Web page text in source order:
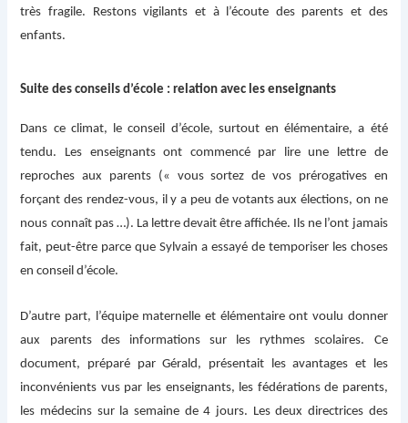
très fragile. Restons vigilants et à l’écoute des parents et des
enfants.
Suite des conseils d’école : relation avec les enseignants
Dans ce climat, le conseil d’école, surtout en élémentaire, a été
tendu. Les enseignants ont commencé par lire une lettre de
reproches aux parents (« vous sortez de vos prérogatives en
forçant des rendez-vous, il y a peu de votants aux élections, on ne
nous connaît pas …). La lettre devait être affichée. Ils ne l’ont jamais
fait, peut-être parce que Sylvain a essayé de temporiser les choses
en conseil d’école.
D’autre part, l’équipe maternelle et élémentaire ont voulu donner
aux parents des informations sur les rythmes scolaires. Ce
document, préparé par Gérald, présentait les avantages et les
inconvénients vus par les enseignants, les fédérations de parents,
les médecins sur la semaine de 4 jours. Les deux directrices des